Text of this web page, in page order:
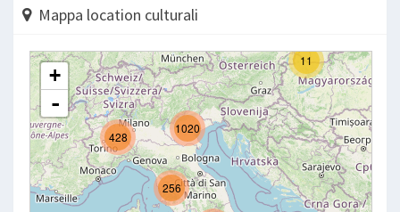
Mappa location culturali